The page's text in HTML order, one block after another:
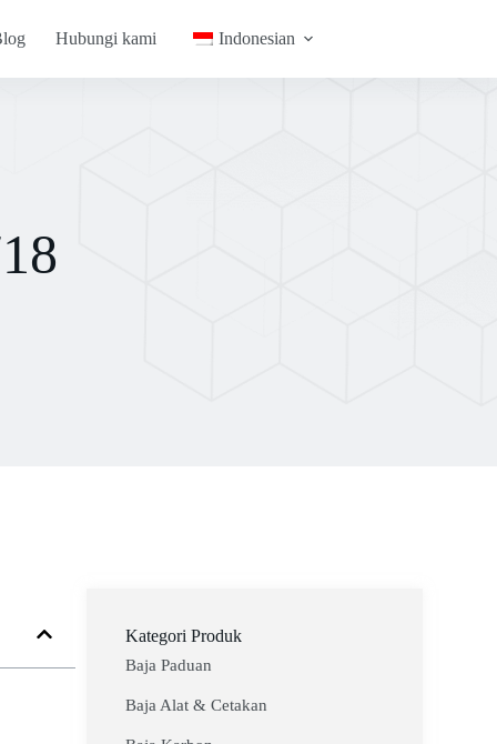
Hubungi kami Indonesian
Kategori Produk
Baja Paduan
Baja Alat & Cetakan